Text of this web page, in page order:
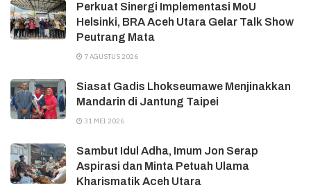
Perkuat Sinergi Implementasi MoU
Helsinki, BRA Aceh Utara Gelar Talk Show
Peutrang Mata
7 AGUSTUS 2026
Siasat Gadis Lhokseumawe Menjinakkan
Mandarin di Jantung Taipei
31 MEI 2026
Sambut Idul Adha, Imum Jon Serap
Aspirasi dan Minta Petuah Ulama
Kharismatik Aceh Utara